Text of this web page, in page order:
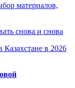
материалов,
снова и снова
в 2026